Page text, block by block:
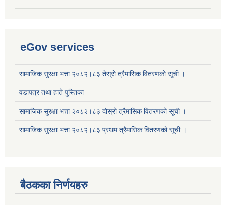
eGov services
सामाजिक सुरक्षा भत्ता २०८२।८३ तेस्रो त्रैमासिक वितरणको सूची ।
वडापत्र तथा हाते पुस्तिका
सामाजिक सुरक्षा भत्ता २०८२।८३ दोस्रो त्रैमासिक वितरणको सूची ।
सामाजिक सुरक्षा भत्ता २०८२।८३ प्रथम त्रैमासिक वितरणको सूची ।
बैठकका निर्णयहरु